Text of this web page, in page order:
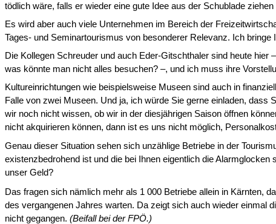
tödlich wäre, falls er wieder eine gute Idee aus der Schub­lade ziehen
Es wird aber auch viele Unternehmen im Bereich der
Tages- und Seminartourismus von besonderer Relevanz. Ich
Die Kollegen Schreuder und auch Eder-Gitschthaler sind heute
was könnte man nicht alles besuchen? –, und ich muss ihre
Kultureinrichtungen wie beispielsweise Museen sind auch in
Falle von zwei Museen. Und ja, ich würde Sie gerne einladen,
wir noch nicht wissen, ob wir in der diesjährigen Saison öffnen
nicht akquirieren können, dann ist es uns nicht möglich,
Genau dieser Situation sehen sich unzählige Betriebe in der
existenzbedrohend ist und die bei Ihnen eigentlich die
unser Geld?
Das fragen sich nämlich mehr als 1 000 Betriebe allein in Kärnten,
des vergangenen Jahres warten. Da zeigt sich auch wieder einmal
nicht gegangen. (Beifall bei der FPÖ.)